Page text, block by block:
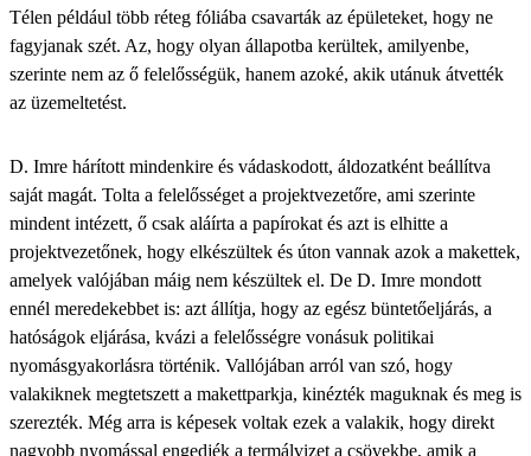
Télen például több réteg fóliába csavarták az épületeket, hogy ne
fagyjanak szét. Az, hogy olyan állapotba kerültek, amilyenbe,
szerinte nem az ő felelősségük, hanem azoké, akik utánuk átvették
az üzemeltetést.
D. Imre hárított mindenkire és vádaskodott, áldozatként beállítva
saját magát. Tolta a felelősséget a projektvezetőre, ami szerinte
mindent intézett, ő csak aláírta a papírokat és azt is elhitte a
projektvezetőnek, hogy elkészültek és úton vannak azok a makettek,
amelyek valójában máig nem készültek el. De D. Imre mondott
ennél meredekebbet is: azt állítja, hogy az egész büntetőeljárás, a
hatóságok eljárása, kvázi a felelősségre vonásuk politikai
nyomásgyakorlásra történik. Vallójában arról van szó, hogy
valakiknek megtetszett a makettparkja, kinézték maguknak és meg is
szerezték. Még arra is képesek voltak ezek a valakik, hogy direkt
nagyobb nyomással engedjék a termálvizet a csövekbe, amik a